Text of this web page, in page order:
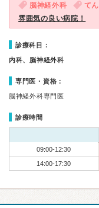
脳神経外科 て
雰囲気の良い病院！
診療科目：
内科、脳神経外科
専門医・資格：
脳神経外科専門医
診療時間
09:00-12:30
14:00-17:30